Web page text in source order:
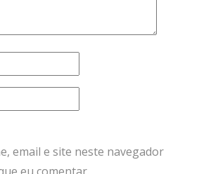
email e site neste navegador